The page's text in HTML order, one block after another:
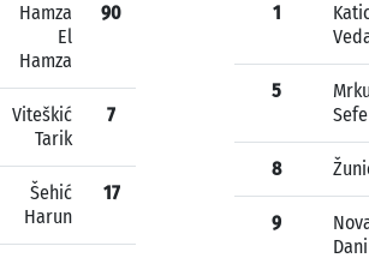
Hamza
El
Hamza
90
Viteškić
Tarik
7
Šehić
Harun
17
1
5
8
9